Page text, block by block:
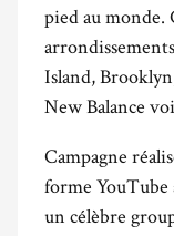
pied au monde.
Island,
New Balance
Campagne
forme YouTube
un célèbre